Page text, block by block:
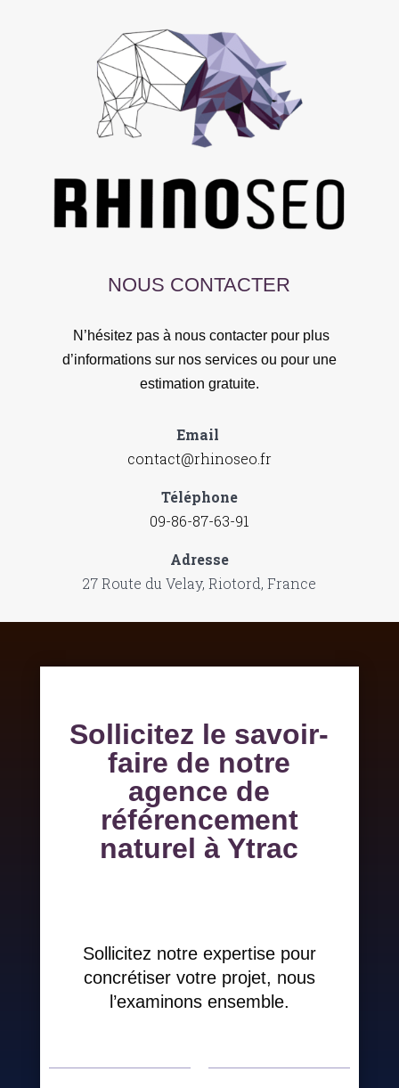
NOUS CONTACTER
N’hésitez pas à nous contacter pour plus
d’informations sur nos services ou pour une
estimation gratuite.
Email
contact@rhinoseo.fr
Téléphone
09-86-87-63-91
Adresse
27 Route du Velay, Riotord, France
Sollicitez le savoir-
faire de notre
agence de
référencement
naturel à Ytrac
Sollicitez notre expertise pour
concrétiser votre projet, nous
l’examinons ensemble.